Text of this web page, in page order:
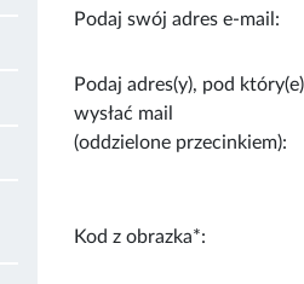
Podaj swój adres e-mail:
Podaj adres(y), pod który(e)
wysłać mail
(oddzielone przecinkiem):
Kod z obrazka*: